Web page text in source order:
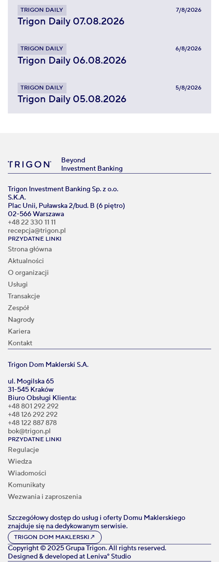
TRIGON DAILY 7/8/2026
Trigon Daily 07.08.2026
TRIGON DAILY 6/8/2026
Trigon Daily 06.08.2026
TRIGON DAILY 5/8/2026
Trigon Daily 05.08.2026
Beyond
Investment Banking
Trigon Investment Banking Sp. z o.o.
S.K.A.
Plac Unii, Puławska 2/bud. B (6 piętro)
02-566 Warszawa
+48 22 330 11 11
recepcja@trigon.pl
PRZYDATNE LINKI
Strona główna
Aktualności
O organizacji
Usługi
Transakcje
Zespół
Nagrody
Kariera
Kontakt
Trigon Dom Maklerski S.A.
ul. Mogilska 65
31-545 Kraków
Biuro Obsługi Klienta:
+48 801 292 292
+48 126 292 292
+48 122 887 878
bok@trigon.pl
PRZYDATNE LINKI
Regulacje
Wiedza
Wiadomości
Komunikaty
Wezwania i zaproszenia
Szczegółowy dostęp do usług i oferty Domu Maklerskiego
znajduje się na dedykowanym serwisie.
TRIGON DOM MAKLERSKI ↗
Copyright © 2025 Grupa Trigon. All rights reserved.
Designed & developed at Leniva° Studio